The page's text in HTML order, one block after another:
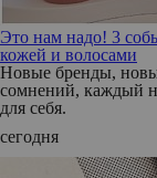
Это нам надо! 3
кожей и волосами
Новые бренды,
сомнений, каждый
для себя.
сегодня